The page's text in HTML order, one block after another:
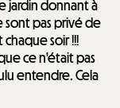
jardin donnant à
sont pas privé de
soir !!!
ce n'était pas
entendre. Cela